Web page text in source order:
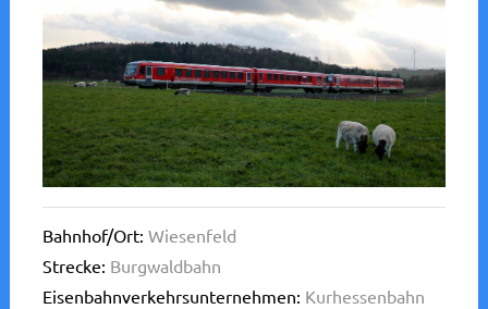
Bahnhof/Ort: Wiesenfeld
Strecke: Burgwaldbahn
Eisenbahnverkehrsunternehmen: Kurhessenbahn